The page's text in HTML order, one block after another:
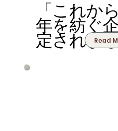
「これか
年を紡ぐ
定されまRead